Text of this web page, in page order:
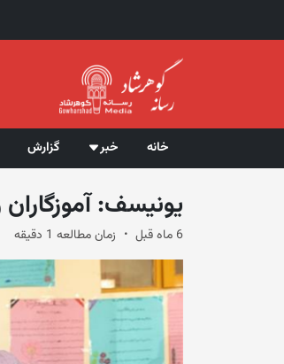
خانه خبر گزارش
یونیسف:
6 ماه قبل زمان مطالعه 1 دقیقه